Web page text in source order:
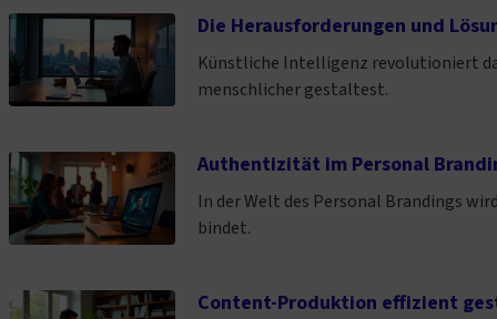
Die Herausforderungen und
Künstliche Intelligenz revolutioniert
menschlicher gestaltest.
Authentizität im Personal
In der Welt des Personal Brandings
bindet.
Content-Produktion effizient